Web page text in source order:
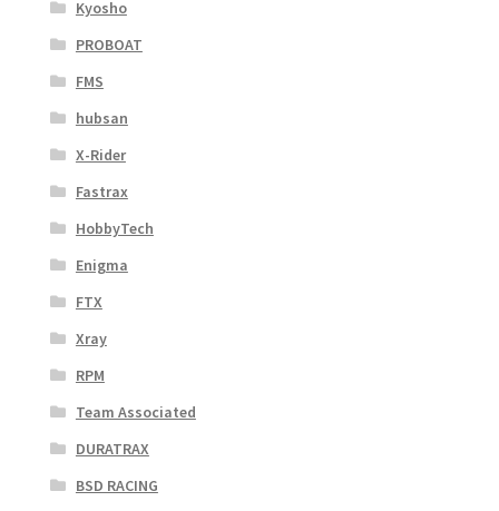
Kyosho
PROBOAT
FMS
hubsan
X-Rider
Fastrax
HobbyTech
Enigma
FTX
Xray
RPM
Team Associated
DURATRAX
BSD RACING